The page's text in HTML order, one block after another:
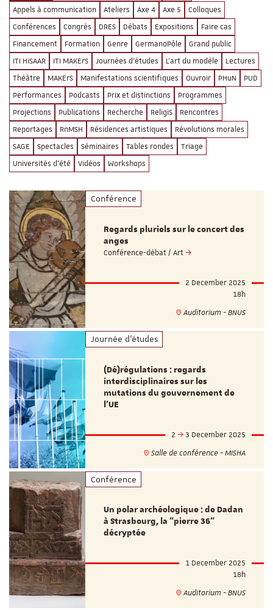
Appels à communication
Ateliers Axe 4 Axe 5
Colloques
Conférences
Congrès DRES Débats Expositions
Faire cas
Financement
Formation Genre GermanoPôle
Grand public
ITI HiSAAR
ITI MAKErS Journées d'études L'art du modèle
Lectures
Théâtre
MAKErS Manifestations scientifiques Ouvroir PHuN
PUD
Performances
Podcasts Prix et distinctions
Programmes
Projections
Publications Recherche ReligiS
Rencontres
Reportages
RnMSH Résidences artistiques
Révolutions morales
SAGE
Spectacles Séminaires Tables rondes
Triage
Universités d'été
Vidéos Workshops
Conférence
Regards pluriels sur le concert des
anges
Conférence-débat / Art
2 December 2025
18h
Auditorium - BNUS
Journée d'études
(Dé)régulations : regards
interdisciplinaires sur les
mutations du gouvernement de
l’UE
2
3 December 2025
Salle de conférence - MISHA
Conférence
Un polar archéologique : de Dadan
à Strasbourg, la "pierre 36"
décryptée
1 December 2025
18h
Auditorium - BNUS